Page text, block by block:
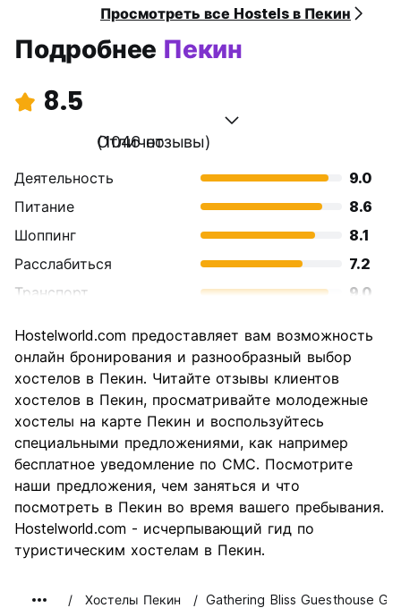
Просмотреть все Hostels в Пекин
Подробнее Пекин
8.5
Отлично
(1046 отзывы)
Деятельность
9.0
Питание
8.6
Шоппинг
8.1
Расслабиться
7.2
Транспорт
9.0
достопримечательностей
9.3
Культура
Ночная жизнь
7.4
Соотношение цены и
качества
Hostelworld.com предоставляет вам возможность
онлайн бронирования и разнообразный выбор
хостелов в Пекин. Читайте отзывы клиентов
хостелов в Пекин, просматривайте молодежные
хостелы на карте Пекин и воспользуйтесь
специальными предложениями, как например
бесплатное уведомление по СМС. Посмотрите
наши предложения, чем заняться и что
посмотреть в Пекин во время вашего пребывания.
Hostelworld.com - исчерпывающий гид по
туристическим хостелам в Пекин.
Хостелы Пекин Gathering Bliss Guesthouse